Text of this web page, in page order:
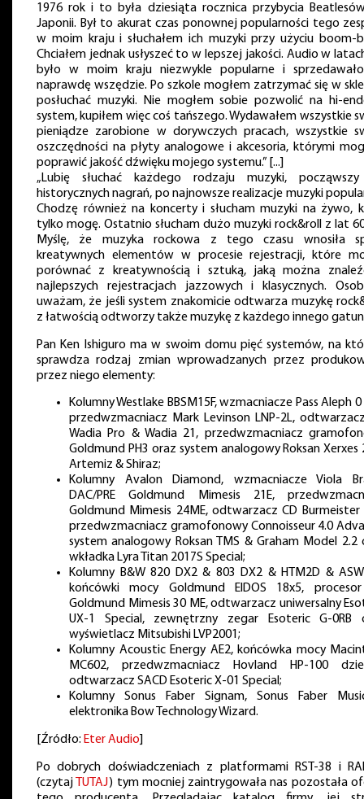
1976 rok i to była dziesiąta rocznica przybycia
Japonii. Był to akurat czas ponownej popularności tego
w moim kraju i słuchałem ich muzyki przy użyciu boom-
Chciałem jednak usłyszeć to w lepszej jakości. Audio w
było w moim kraju niezwykle popularne i
naprawdę wszędzie. Po szkole mogłem zatrzymać się w
posłuchać muzyki. Nie mogłem sobie pozwolić na hi-
system, kupiłem więc coś tańszego. Wydawałem wszystkie
pieniądze zarobione w dorywczych pracach, wszystkie
oszczędności na płyty analogowe i akcesoria, którymi
poprawić jakość dźwięku mojego systemu.” [...]
„Lubię słuchać każdego rodzaju muzyki,
historycznych nagrań, po najnowsze realizacje muzyki
Chodzę również na koncerty i słucham muzyki na żywo,
tylko mogę. Ostatnio słucham dużo muzyki rock&roll z lat
Myślę, że muzyka rockowa z tego czasu wnosiła
kreatywnych elementów w procesie rejestracji, które
porównać z kreatywnością i sztuką, jaką można
najlepszych rejestracjach jazzowych i klasycznych.
uważam, że jeśli system znakomicie odtwarza muzykę
z łatwością odtworzy także muzykę z każdego innego
Pan Ken Ishiguro ma w swoim domu pięć systemów, na
sprawdza rodzaj zmian wprowadzanych przez
przez niego elementy:
Kolumny Westlake BBSM15F, wzmacniacze Pass Aleph 0
przedwzmacniacz Mark Levinson LNP-2L,
Wadia Pro & Wadia 21, przedwzmacniacz
Goldmund PH3 oraz system analogowy Roksan Xerxes
Artemiz & Shiraz;
Kolumny Avalon Diamond, wzmacniacze Viola
DAC/PRE Goldmund Mimesis 21E,
Goldmund Mimesis 24ME, odtwarzacz CD Burmeister
przedwzmacniacz gramofonowy Connoisseur 4.0
system analogowy Roksan TMS & Graham Model 2.2
wkładka Lyra Titan 2017S Special;
Kolumny B&W 820 DX2 & 803 DX2 & HTM2D &
końcówki mocy Goldmund EIDOS 18x5,
Goldmund Mimesis 30 ME, odtwarzacz uniwersalny
UX-1 Special, zewnętrzny zegar Esoteric G-0RB
wyświetlacz Mitsubishi LVP2001;
Kolumny Acoustic Energy AE2, końcówka mocy
MC602, przedwzmacniacz Hovland HP-100
odtwarzacz SACD Esoteric X-01 Special;
Kolumny Sonus Faber Signam, Sonus Faber
elektronika Bow Technology Wizard.
[Źródło: Eter Audio
Po dobrych doświadczeniach z platformami RST-38 i
(czytajTUTAJ) tym mocniej zaintrygowała nas pozostała